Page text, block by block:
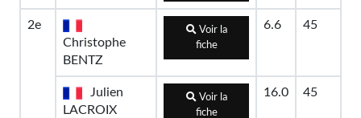
2e
Christophe
BENTZ
Voir la
fiche
6.6 45
Julien
LACROIX
Voir la
fiche
16.0 45